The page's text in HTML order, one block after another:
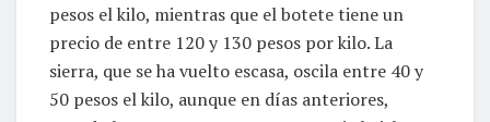
pesos el kilo, mientras que el botete tiene un
precio de entre 120 y 130 pesos por kilo. La
sierra, que se ha vuelto escasa, oscila entre 40 y
50 pesos el kilo, aunque en días anteriores,